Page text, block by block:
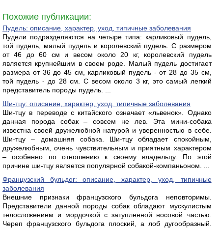
Похожие публикации:
Пудель: описание, характер, уход, типичные заболевания
Пудели подразделяются на четыре типа: карликовый пудель,
той пудель, малый пудель и королевский пудель. С размером
от 46 до 60 см и весом около 20 кг, королевский пудель
является крупнейшим в своем роде. Малый пудель достигает
размера от 36 до 45 см, карликовый пудель - от 28 до 35 см,
той пудель - до 28 см. С весом около 3 кг, это самый легкий
представитель породы пудель. ...
Ши-тцу: описание, характер, уход, типичные заболевания
Ши-тцу в переводе с китайского означает «львенок». Однако
данная порода собак – совсем не лев. Эта мини-собака
известна своей дружелюбной натурой и уверенностью в себе.
Ши-тцу – домашняя собака. Ши-тцу обладает спокойным,
дружелюбным, очень чувствительным и приятным характером
– особенно по отношению к своему владельцу. По этой
причине ши-тцу является популярной собакой-компаньоном. ...
Французский бульдог: описание, характер, уход, типичные
заболевания
Внешние признаки французского бульдога неповторимы.
Представители данной породы собак обладают мускулистым
телосложением и мордочкой с затупленной носовой частью.
Череп французского бульдога плоский, а лоб дугообразный.